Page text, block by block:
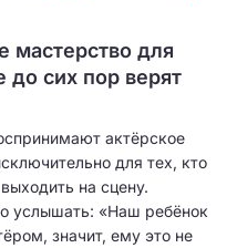
мастерство для
сих пор верят
актёрское
для тех, кто
на сцену.
услышать: «Наш ребёнок
значит, ему это не